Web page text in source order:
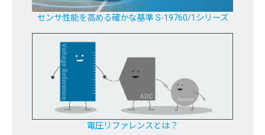
センサ性能を高める確かな基準 S-19760/1シリーズ
電圧リファレンスとは？